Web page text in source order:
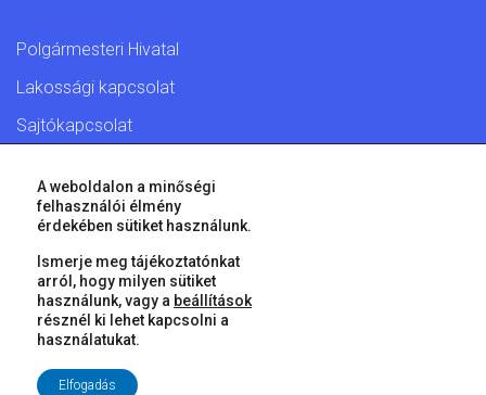
Polgármesteri Hivatal
Lakossági kapcsolat
Sajtókapcsolat
© 2026 Győr Megyei Jogú Város • Minden jog fenntartva!
A weboldalon a minőségi
felhasználói élmény
érdekében sütiket használunk.
Ismerje meg tájékoztatónkat
arról, hogy milyen sütiket
használunk, vagy a beállítások
résznél ki lehet kapcsolni a
használatukat.
Elfogadás